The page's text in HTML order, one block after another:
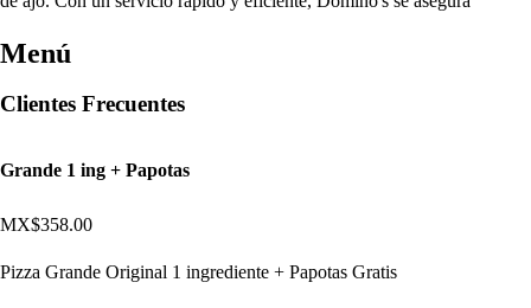
Menú
Clientes Frecuentes
Grande 1 ing + Papotas
MX$358.00
Pizza Grande Original 1 ingrediente + Papotas Gratis